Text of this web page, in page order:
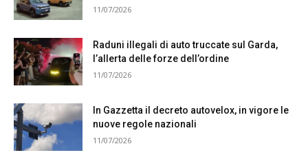
11/07/2026
Raduni illegali di auto truccate sul Garda,
l’allerta delle forze dell’ordine
11/07/2026
In Gazzetta il decreto autovelox, in vigore le
nuove regole nazionali
11/07/2026